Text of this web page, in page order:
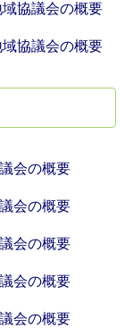
協議会の概要
協議会の概要
会の概要
会の概要
会の概要
会の概要
会の概要